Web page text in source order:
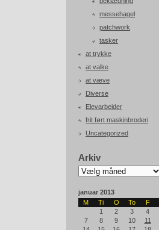
messehagel
patchwork
tasker
at trykke
at valke
at væve
Diverse
Elevarbejder
frit ført maskinbroderi
Uncategorized
Arkiv
Arkiv
januar 2013
M
Ti O To F
1
2 3 4
7
8 9 10 11